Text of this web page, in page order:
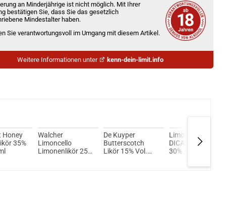
an Minderjährige ist nicht möglich. Mit Ihrer
bestätigen Sie, dass Sie das gesetzlich
Mindestalter haben.
Sie verantwortungsvoll im Umgang mit diesem Artikel.
Weitere Informationen unter kenn-dein-limit.info
Honey
35%
Walcher
Limoncello
Limonenlikör 25%
De Kuyper
Butterscotch
Likör 15% Vol.
Limoncello
DICAPRI Likör
30% Vol. 500ml